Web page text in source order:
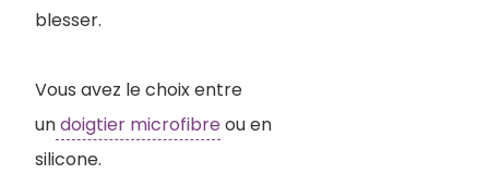
blesser.
Vous avez le choix entre
undoigtier microfibreou en
silicone.